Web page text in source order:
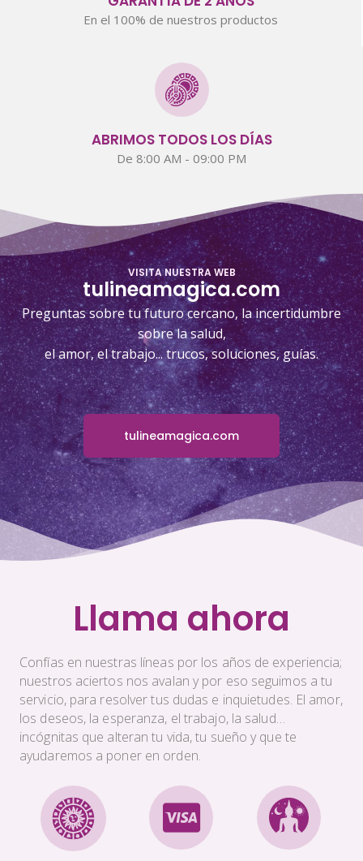
En el 100% de nuestros productos
ABRIMOS TODOS LOS DÍAS
De 8:00 AM - 09:00 PM
VISITA NUESTRA WEB
tulineamagica.com
Preguntas sobre tu futuro cercano, la incertidumbre
sobre la salud,
el amor, el trabajo... trucos, soluciones, guías.
tulineamagica.com
Llama ahora
Confías en nuestras líneas por los años de experiencia;
nuestros aciertos nos avalan y por eso seguimos a tu
servicio, para resolver tus dudas e inquietudes. El amor,
los deseos, la esperanza, el trabajo, la salud…
incógnitas que alteran tu vida, tu sueño y que te
ayudaremos a poner en orden.